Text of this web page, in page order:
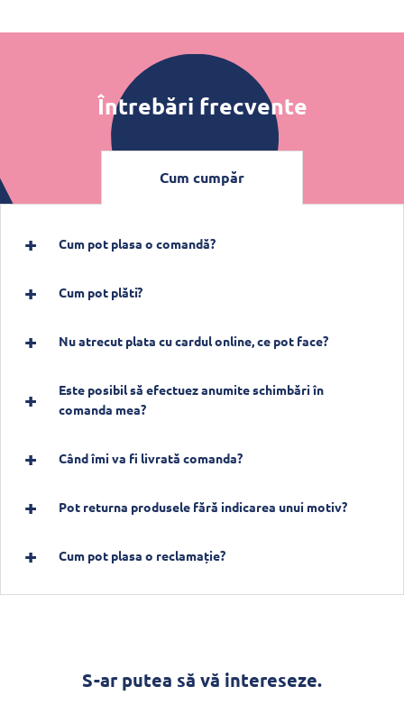
Întrebări frecvente
Cum cumpăr
Cum pot plasa o comandă?
Cum pot plăti?
Nu atrecut plata cu cardul online, ce pot face?
Este posibil să efectuez anumite schimbări în
comanda mea?
Când îmi va fi livrată comanda?
Pot returna produsele fără indicarea unui motiv?
Cum pot plasa o reclamație?
S-ar putea să vă intereseze.